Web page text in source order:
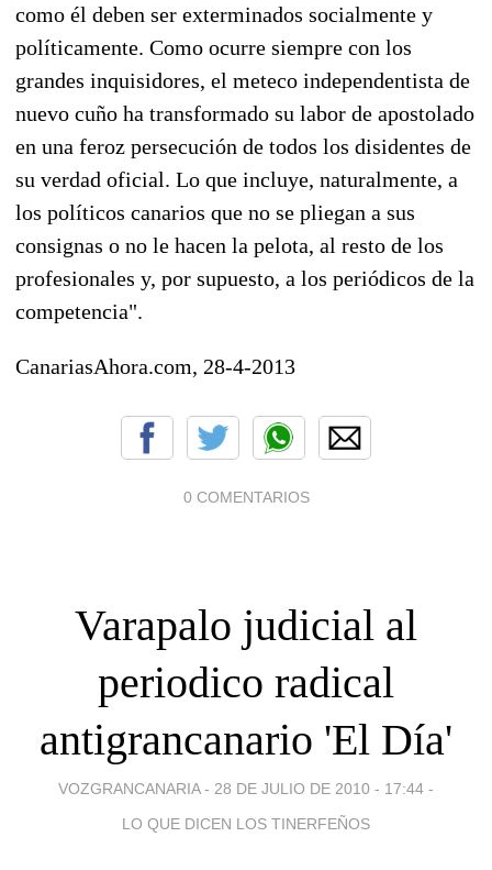
como él deben ser exterminados socialmente y
políticamente. Como ocurre siempre con los
grandes inquisidores, el meteco independentista de
nuevo cuño ha transformado su labor de apostolado
en una feroz persecución de todos los disidentes de
su verdad oficial. Lo que incluye, naturalmente, a
los políticos canarios que no se pliegan a sus
consignas o no le hacen la pelota, al resto de los
profesionales y, por supuesto, a los periódicos de la
competencia".
CanariasAhora.com, 28-4-2013
0 COMENTARIOS
Varapalo judicial al
periodico radical
antigrancanario 'El Día'
VOZGRANCANARIA - 28 DE JULIO DE 2010 - 17:44 -
LO QUE DICEN LOS TINERFEÑOS